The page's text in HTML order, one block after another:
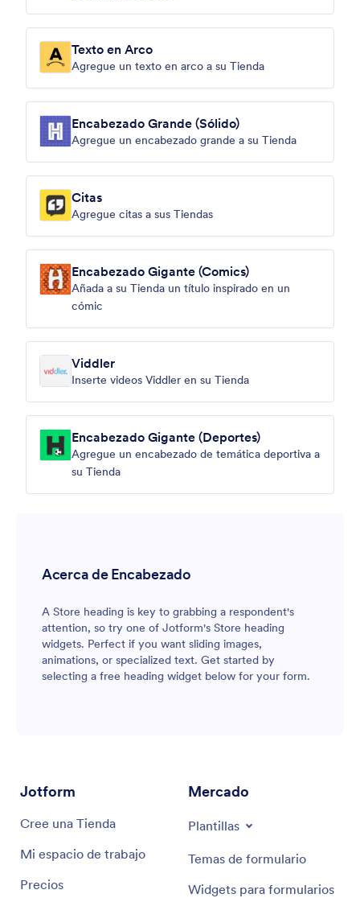
Texto en Arco
Agregue un texto en arco a su Tienda
Encabezado Grande (Sólido)
Agregue un encabezado grande a su Tienda
Citas
Agregue citas a sus Tiendas
Encabezado Gigante (Comics)
Añada a su Tienda un título inspirado en un
cómic
Viddler
Inserte videos Viddler en su Tienda
Encabezado Gigante (Deportes)
Agregue un encabezado de temática deportiva a
su Tienda
Acerca de Encabezado
A Store heading is key to grabbing a respondent's
attention, so try one of Jotform's Store heading
widgets. Perfect if you want sliding images,
animations, or specialized text. Get started by
selecting a free heading widget below for your form.
Jotform
Cree una Tienda
Mi espacio de trabajo
Precios
Mercado
Plantillas
Temas de formulario
Widgets para formularios